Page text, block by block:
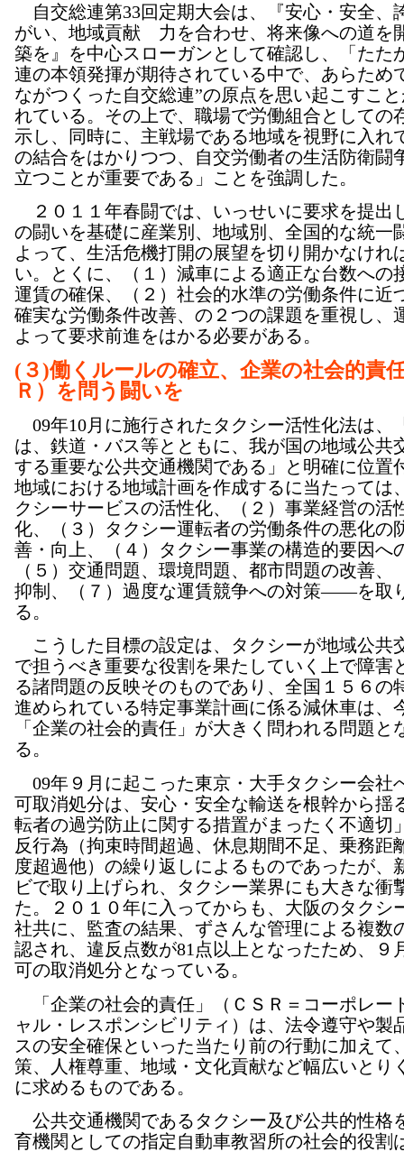
自交総連第33回定期大会は、『安心・安全、
がい、地域貢献 力を合わせ、将来像への道を
築を』を中心スローガンとして確認し、「たた
連の本領発揮が期待されている中で、あらため
ながつくった自交総連”の原点を思い起こすこ
れている。その上で、職場で労働組合としての
示し、同時に、主戦場である地域を視野に入れ
の結合をはかりつつ、自交労働者の生活防衛闘
立つことが重要である」ことを強調した。
２０１１年春闘では、いっせいに要求を提出
の闘いを基礎に産業別、地域別、全国的な統一
よって、生活危機打開の展望を切り開かなけれ
い。とくに、（１）減車による適正な台数への
運賃の確保、（２）社会的水準の労働条件に近
確実な労働条件改善、の２つの課題を重視し、
よって要求前進をはかる必要がある。
(３)働くルールの確立、企業の社会的責
Ｒ）を問う闘いを
09年10月に施行されたタクシー活性化法は、
は、鉄道・バス等とともに、我が国の地域公共
する重要な公共交通機関である」と明確に位置
地域における地域計画を作成するに当たっては
クシーサービスの活性化、（２）事業経営の活
化、（３）タクシー運転者の労働条件の悪化の
善・向上、（４）タクシー事業の構造的要因へ
（５）交通問題、環境問題、都市問題の改善、
抑制、（７）過度な運賃競争への対策――を取
る。
こうした目標の設定は、タクシーが地域公共
で担うべき重要な役割を果たしていく上で障害
る諸問題の反映そのものであり、全国１５６の
進められている特定事業計画に係る減休車は、
「企業の社会的責任」が大きく問われる問題と
る。
09年９月に起こった東京・大手タクシー会社
可取消処分は、安心・安全な輸送を根幹から揺
転者の過労防止に関する措置がまったく不適切
反行為（拘束時間超過、休息期間不足、乗務距
度超過他）の繰り返しによるものであったが、
ビで取り上げられ、タクシー業界にも大きな衝
た。２０１０年に入ってからも、大阪のタクシ
社共に、監査の結果、ずさんな管理による複数
認され、違反点数が81点以上となったため、９
可の取消処分となっている。
「企業の社会的責任」（ＣＳＲ＝コーポレー
ャル・レスポンシビリティ）は、法令遵守や製
スの安全確保といった当たり前の行動に加えて
策、人権尊重、地域・文化貢献など幅広いとり
に求めるものである。
公共交通機関であるタクシー及び公共的性格
育機関としての指定自動車教習所の社会的役割